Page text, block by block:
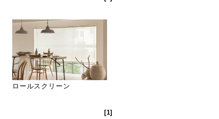
ロールスクリーン
[1]